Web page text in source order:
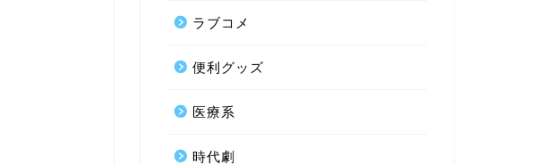
ラブコメ
便利グッズ
医療系
時代劇